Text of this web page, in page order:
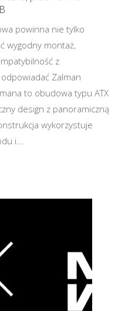
powinna nie tylko
wygodny montaż,
z
Zalman
to obudowa typu ATX
design z panoramiczną
wykorzystuje
i...